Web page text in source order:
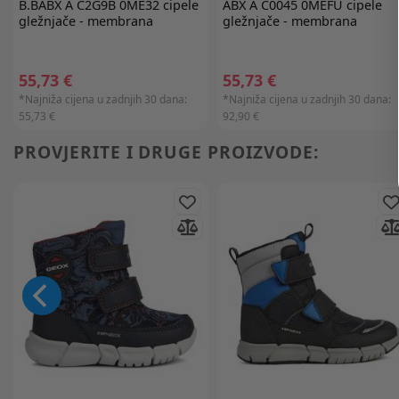
B.BABX A C2G9B 0ME32 cipele
gležnjače - membrana
55,73 €
*Najniža cijena u zadnjih 30 dana:
55,73 €
ABX A C0045 0MEFU cipele
gležnjače - membrana
55,73 €
*Najniža cijena u zadnjih 30 dana:
92,90 €
PROVJERITE I DRUGE PROIZVODE: